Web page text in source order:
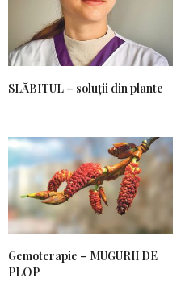
SLĂBITUL – soluții din plante
Gemoterapie – MUGURII DE
PLOP